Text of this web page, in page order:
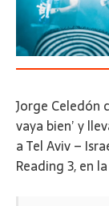
Jorge Celedón
vaya bien’ y
a Tel Aviv –
Reading 3, en